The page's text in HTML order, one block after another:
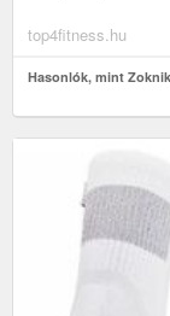
top4fitness.hu
Hasonlók, mint